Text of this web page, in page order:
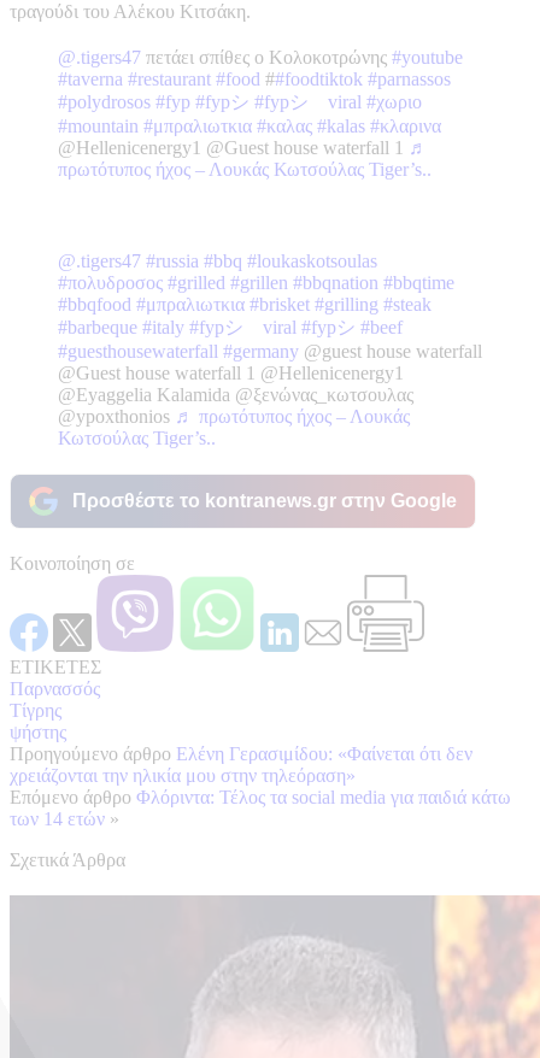
τραγούδι του Αλέκου Κιτσάκη.
@.tigers47 πετάει σπίθες ο Κολοκοτρώνης #youtube
#taverna #restaurant #food ##foodtiktok #parnassos
#polydrosos #fyp #fypシ #fypシ゚viral #χωριο
#mountain #μπραλιωτκια #καλας #kalas #κλαρινα
@Hellenicenergy1 @Guest house waterfall 1 ♬
πρωτότυπος ήχος – Λουκάς Κωτσούλας Tiger’s..
@.tigers47 #russia #bbq #loukaskotsoulas
#πολυδροσος #grilled #grillen #bbqnation #bbqtime
#bbqfood #μπραλιωτκια #brisket #grilling #steak
#barbeque #italy #fypシ゚viral #fypシ #beef
#guesthousewaterfall #germany @guest house waterfall
@Guest house waterfall 1 @Hellenicenergy1
@Eyaggelia Kalamida @ξενώνας_κωτσουλας
@ypoxthonios ♬ πρωτότυπος ήχος – Λουκάς
Κωτσούλας Tiger’s..
Προσθέστε το kontranews.gr στην Google
Κοινοποίηση σε
ΕΤΙΚΕΤΕΣ
Παρνασσός
Τίγρης
ψήστης
Προηγούμενο άρθρο Ελένη Γερασιμίδου: «Φαίνεται ότι δεν
χρειάζονται την ηλικία μου στην τηλεόραση»
Επόμενο άρθρο Φλόριντα: Τέλος τα social media για παιδιά κάτω
των 14 ετών »
Σχετικά Άρθρα